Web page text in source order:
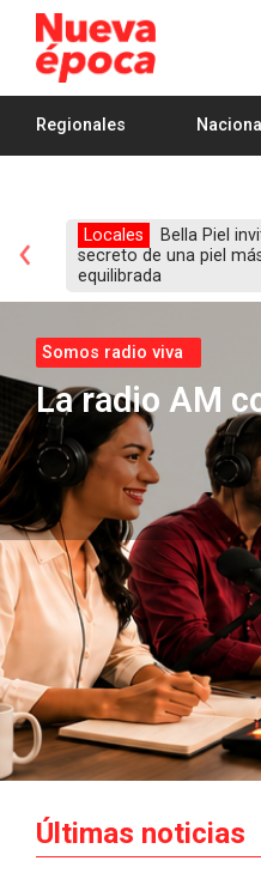
Saltar al contenido principal
Regionales
Locales
Bella Piel
secreto de una piel
equilibrada
Somos radio viva
La radio AM
Últimas noticias